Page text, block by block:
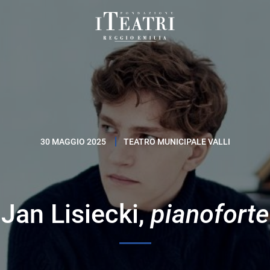
Fondazione
Teatri
Reggio
Emilia
30 MAGGIO 2025 TEATRO MUNICIPALE VALLI
Jan Lisiecki,pianoforte